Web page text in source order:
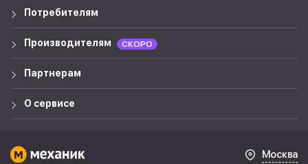
Потребителям
Производителям СКОРО
Партнерам
О сервисе
Москва